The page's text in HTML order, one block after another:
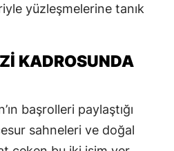
yüzleşmelerine tanık
KADROSUNDA
başrolleri paylaştığı
sahneleri ve doğal